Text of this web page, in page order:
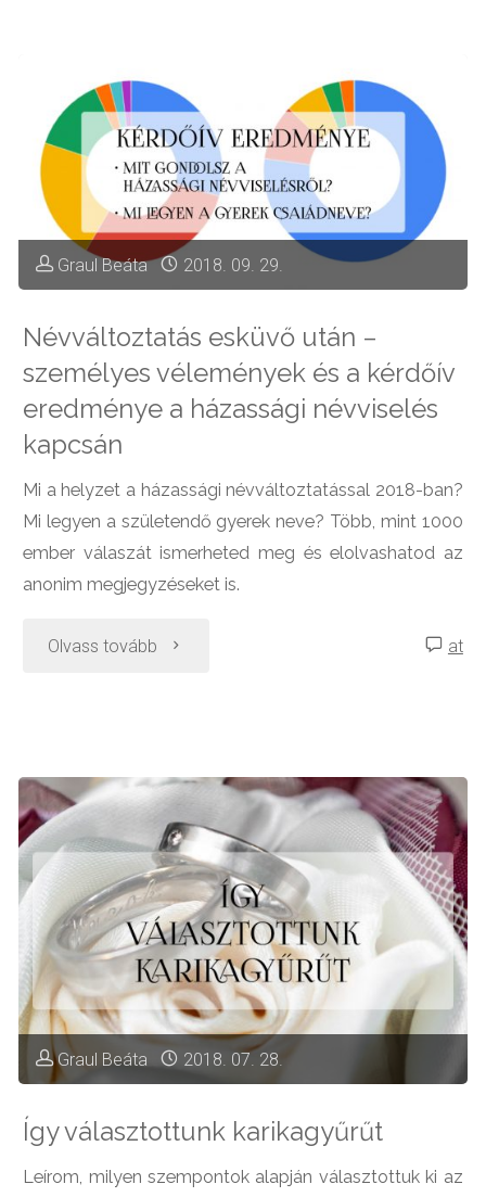
Graul Beáta 2018. 09. 29.
Névváltoztatás esküvő után –
személyes vélemények és a kérdőív
eredménye a házassági névviselés
kapcsán
Mi a helyzet a házassági névváltoztatással 2018-ban?
Mi legyen a születendő gyerek neve? Több, mint 1000
ember válaszát ismerheted meg és elolvashatod az
anonim megjegyzéseket is.
Olvass tovább "Névváltoztatás
–
személyes
vélemények
és
a
kérdőív
at
Graul Beáta 2018. 07. 28.
Így választottunk karikagyűrűt
Leírom, milyen szempontok alapján választottuk ki az